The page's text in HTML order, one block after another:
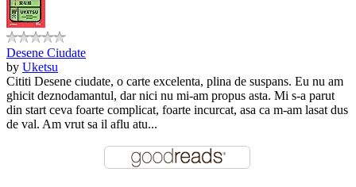
Desene Ciudate
by Uketsu
Cititi Desene ciudate, o carte excelenta, plina de suspans. Eu nu am
ghicit deznodamantul, dar nici nu mi-am propus asta. Mi s-a parut
din start ceva foarte complicat, foarte incurcat, asa ca m-am lasat dus
de val. Am vrut sa il aflu atu...